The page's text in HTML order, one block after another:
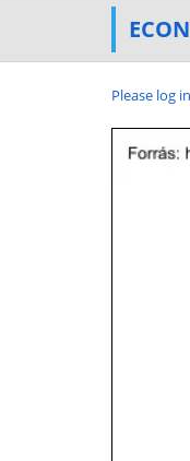
Please log